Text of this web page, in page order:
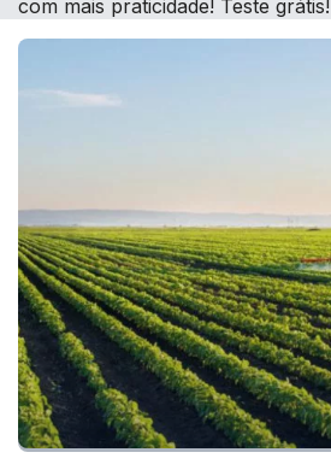
com mais praticidade! Teste grátis!